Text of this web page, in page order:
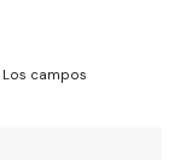
Los campos